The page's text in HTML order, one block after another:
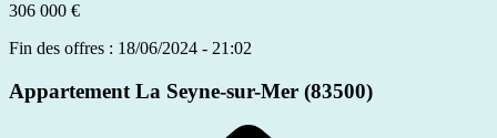
306 000 €
Fin des offres : 18/06/2024 - 21:02
Appartement La Seyne-sur-Mer (83500)